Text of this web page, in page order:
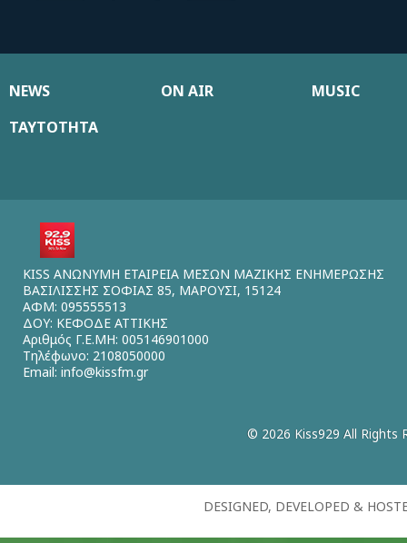
NEWS ON AIR
MUSIC
ΤΑΥΤΟΤΗΤΑ
KISS ΑΝΩΝΥΜΗ ΕΤΑΙΡΕΙΑ ΜΕΣΩΝ ΜΑΖΙΚΗΣ ΕΝΗΜΕΡΩΣΗΣ
ΒΑΣΙΛΙΣΣΗΣ ΣΟΦΙΑΣ 85, ΜΑΡΟΥΣΙ, 15124
ΑΦΜ: 095555513
ΔΟΥ: ΚΕΦΟΔΕ ΑΤΤΙΚΗΣ
Αριθμός Γ.Ε.ΜΗ: 005146901000
Τηλέφωνο: 2108050000
Email: info@kissfm.gr
© 2026 Kiss929 All Rights
DESIGNED, DEVELOPED &